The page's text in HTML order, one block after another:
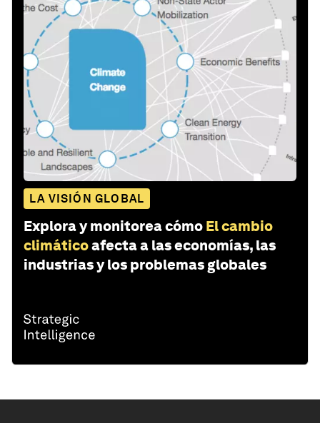
LA VISIÓN GLOBAL
Explora y monitorea cómo El cambio
climáticoafecta a las economías, las
industrias y los problemas globales